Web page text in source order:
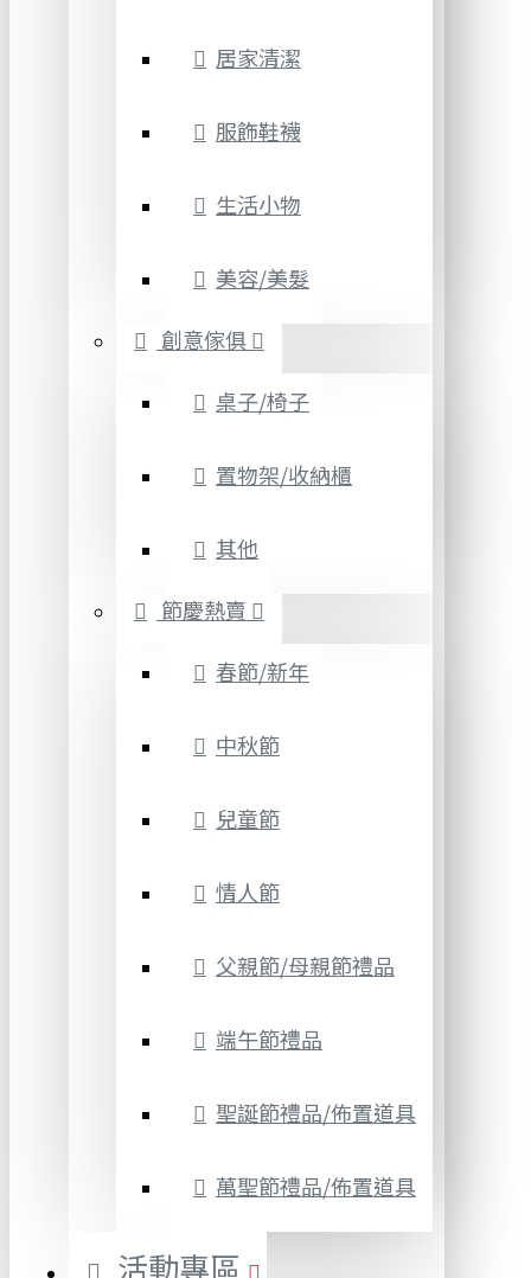
居家清潔
服飾鞋襪
生活小物
美容/美髮
創意傢俱
桌子/椅子
置物架/收納櫃
其他
節慶熱賣
春節/新年
中秋節
兒童節
情人節
父親節/母親節禮品
端午節禮品
聖誕節禮品/佈置道具
萬聖節禮品/佈置道具
活動專區